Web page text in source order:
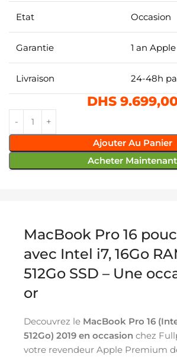
Etat Occasion
Garantie 1 an Apple
Livraison 24-48h
DHS
Ajouter Au Panier
Acheter Maintenant
MacBook Pro 16
avec Intel i7, 16Go
512Go SSD – Une
or
Decouvrez le MacBook Pro 16
512Go) 2019 en occasion chez
votre revendeur Apple Premium